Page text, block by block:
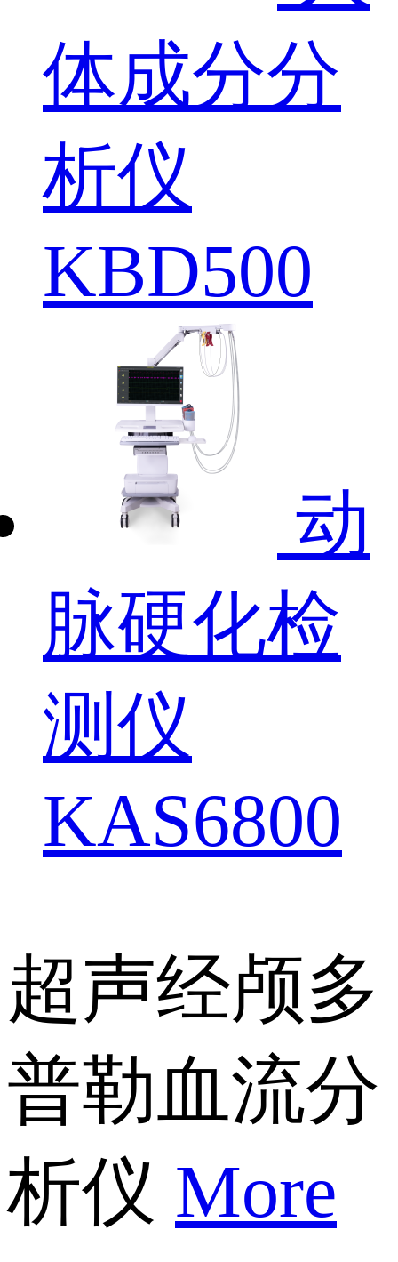
体成分分
析仪
KBD500
动
脉硬化检
测仪
KAS6800
超声经颅多
普勒血流分
析仪 More